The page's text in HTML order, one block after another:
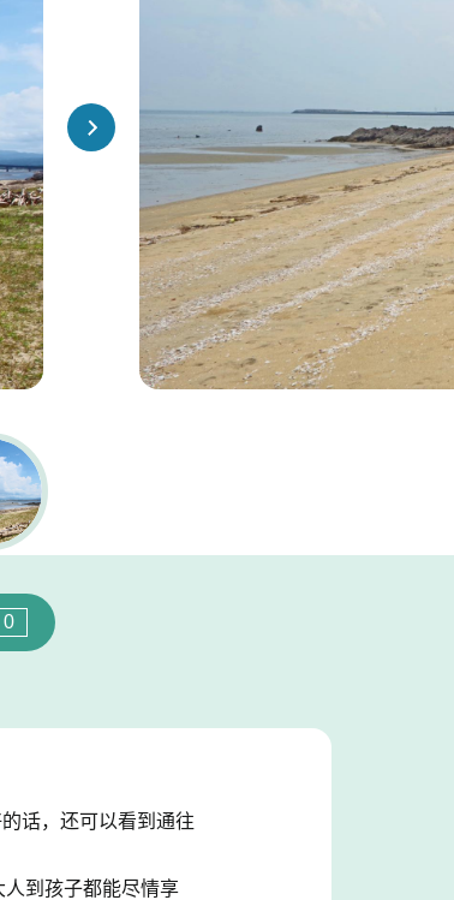
0
话，还可以看到通往
到孩子都能尽情享